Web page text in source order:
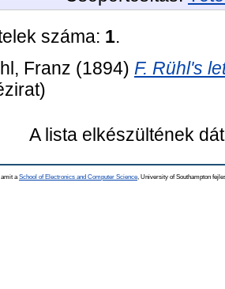
száma: 1.
Franz (1894) F. Rühl's
A lista elkészültének
amit a School of Electronics and Computer Science , University of Southampton